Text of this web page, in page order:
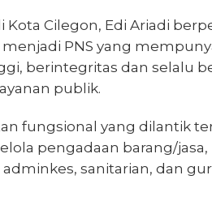
Cilegon, Edi Ariadi
PNS yang
berintegritas dan selalu
publik.
fungsional yang dilantik
pengadaan barang/
sanitarian, dan